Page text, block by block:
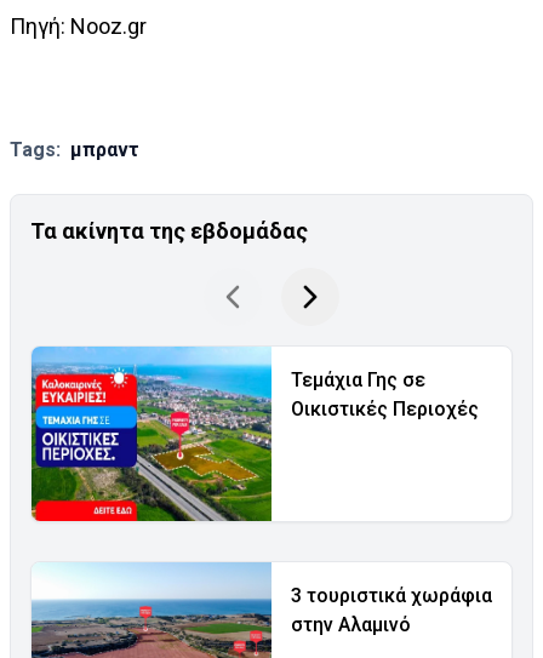
Πηγή: Nooz.gr
Tags: μπραντ
Τα ακίνητα της εβδομάδας
Τεμάχια Γης σε
Οικιστικές Περιοχές
3 τουριστικά χωράφια
στην Αλαμινό